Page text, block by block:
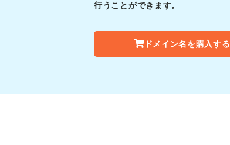
行うことができます。
ドメイン名を購入する